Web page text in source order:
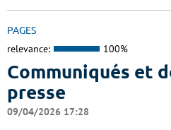
PAGES
relevance: 100%
Communiqués et
presse
09/04/2026 17:28